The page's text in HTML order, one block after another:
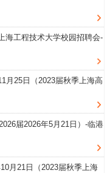
海工程技术大学校园招聘会-
月25日（2023届秋季上海高
届2026年5月21日）-临港
月21日（2023届秋季上海